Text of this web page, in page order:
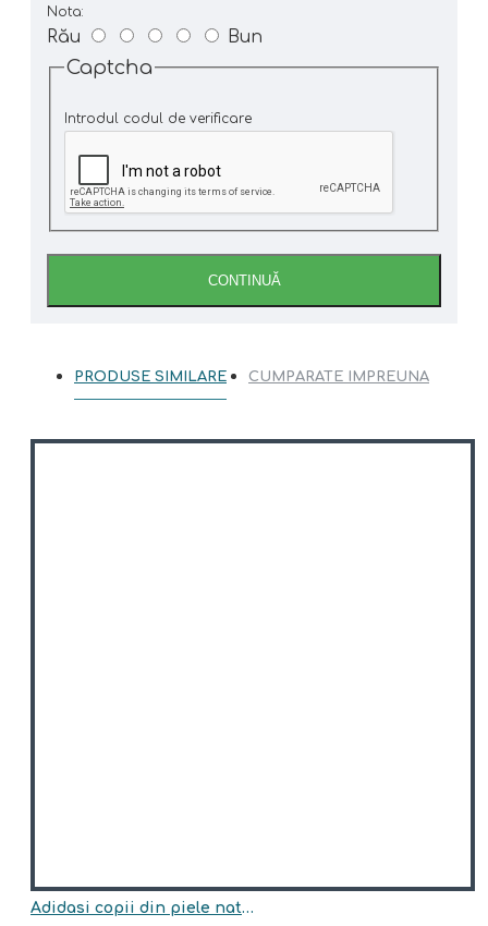
Nota:
Rău Bun
Captcha
Introdul codul de verificare
CONTINUĂ
PRODUSE SIMILARE CUMPARATE IMPREUNA
Adidasi copii din piele naturala model DALLAS